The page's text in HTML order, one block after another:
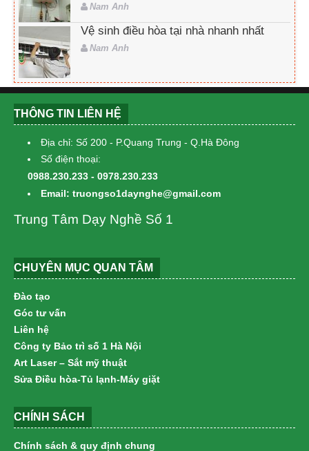
Nam Anh
Vệ sinh điều hòa tại nhà nhanh nhất
Nam Anh
THÔNG TIN LIÊN HỆ
Địa chỉ: Số 200 - P.Quang Trung - Q.Hà Đông
Số điện thoại:
0988.230.233 - 0978.230.233
Email: truongso1daynghe@gmail.com
Trung Tâm Dạy Nghề Số 1
CHUYÊN MỤC QUAN TÂM
Đào tạo
Góc tư vấn
Liên hệ
Công ty Bảo trì số 1 Hà Nội
Art Laser – Sắt mỹ thuật
Sửa Điều hòa-Tủ lạnh-Máy giặt
CHÍNH SÁCH
Chính sách & quy định chung